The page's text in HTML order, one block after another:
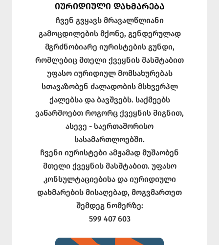
ᲘᲣᲠᲘᲓᲘᲣᲚᲘ ᲓᲐᲮᲛᲐᲠᲔᲑᲐ
ჩვენ გვყავს მრავალწლიანი
გამოცდილების მქონე, გენდერულად
მგრძნობიარე იურისტების გუნდი,
რომლებიც მთელი ქვეყნის მასშტაბით
უფასო იურიდიულ მომსახურებას
სთავაზობენ ძალადობის მსხვერპლ
ქალებსა და ბავშვებს. საქმეებს
ვაწარმოებთ როგორც ქვეყნის შიგნით,
ასევე - საერთაშორისო
სასამართლოებში.
ჩვენი იურისტები ამჟამად მუშაობენ
მთელი ქვეყნის მასშტაბით. უფასო
კონსულტაციებისა და იურიდიული
დახმარების მისაღებად, მოგვმართეთ
შემდეგ ნომერზე:
599 407 603